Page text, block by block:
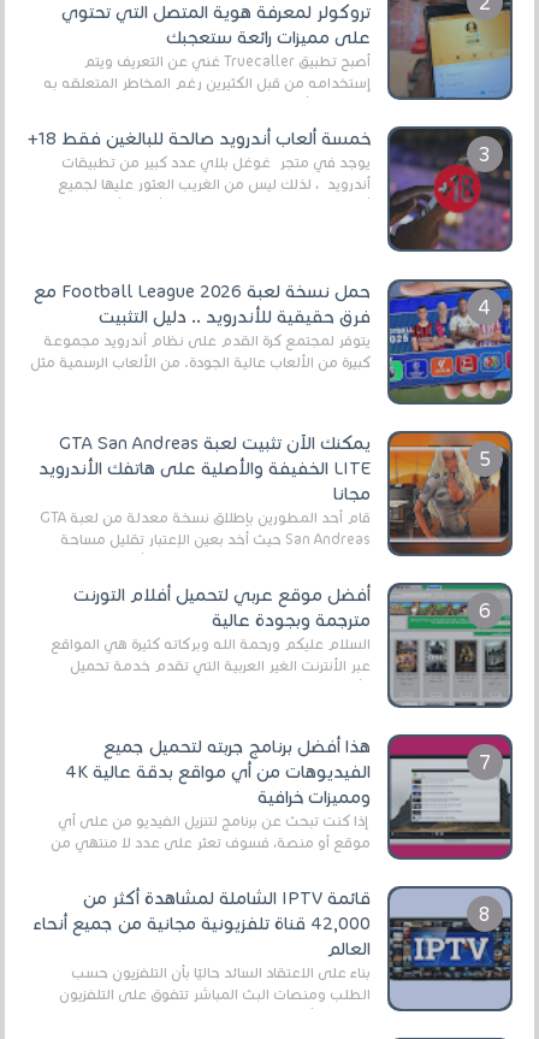
تروكولر لمعرفة هوية المتصل التي تحتوي
على مميزات رائعة ستعجبك
أصبح تطبيق Truecaller غني عن التعريف ويتم
إستخدامه من قبل الكثيرين رغم المخاطر المتعلقه به
خمسة ألعاب أندرويد صالحة للبالغين فقط 18+
يوجد في متجر غوغل بلاي عدد كبير من تطبيقات
أندرويد ، لذلك ليس من الغريب العثور عليها لجميع
حمل نسخة لعبة Football League 2026 مع
فرق حقيقية للأندرويد .. دليل التثبيت
يتوفر لمجتمع كرة القدم على نظام أندرويد مجموعة
كبيرة من الألعاب عالية الجودة. من الألعاب الرسمية مثل
يمكنك الآن تثبيت لعبة GTA San Andreas
LITE الخفيفة والأصلية على هاتفك الأندرويد
مجانا
قام أحد المطورين بإطلاق نسخة معدلة من لعبة GTA
San Andreas حيث أخد بعين الإعتبار تقليل مساحة
أفضل موقع عربي لتحميل أفلام التورنت
مترجمة وبجودة عالية
السلام عليكم ورحمة الله وبركاته كثيرة هي المواقع
عبر الأنترنت الغير العربية التي تقدم خدمة تحميل
الأفلام على التورنت ، ومعظم هذه المواقع ل...
هذا أفضل برنامج جربته لتحميل جميع
الفيديوهات من أي مواقع بدقة عالية 4K
ومميزات خرافية
إذا كنت تبحث عن برنامج لتنزيل الفيديو من على أي
موقع أو منصة، فسوف تعثر على عدد لا منتهي من
قائمة IPTV الشاملة لمشاهدة أكثر من
42,000 قناة تلفزيونية مجانية من جميع أنحاء
العالم
بناءً على الاعتقاد السائد حاليًا بأن التلفزيون حسب
الطلب ومنصات البث المباشر تتفوق على التلفزيون
الرقمي الأرضي التقليدي، يُعدّ IPTV-org خيار...